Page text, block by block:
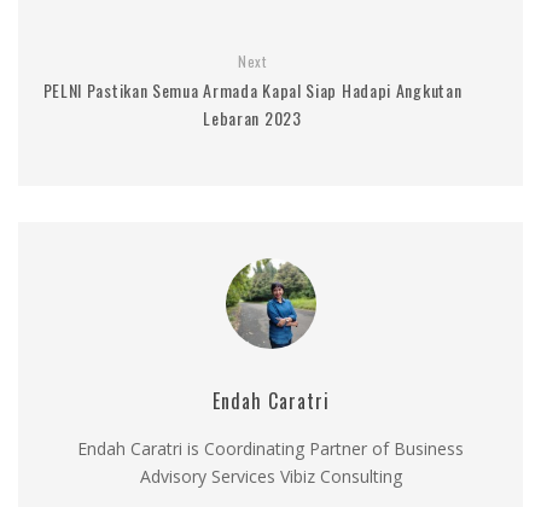
Next
PELNI Pastikan Semua Armada Kapal Siap Hadapi Angkutan
Lebaran 2023
Endah Caratri
Endah Caratri is Coordinating Partner of Business
Advisory Services Vibiz Consulting